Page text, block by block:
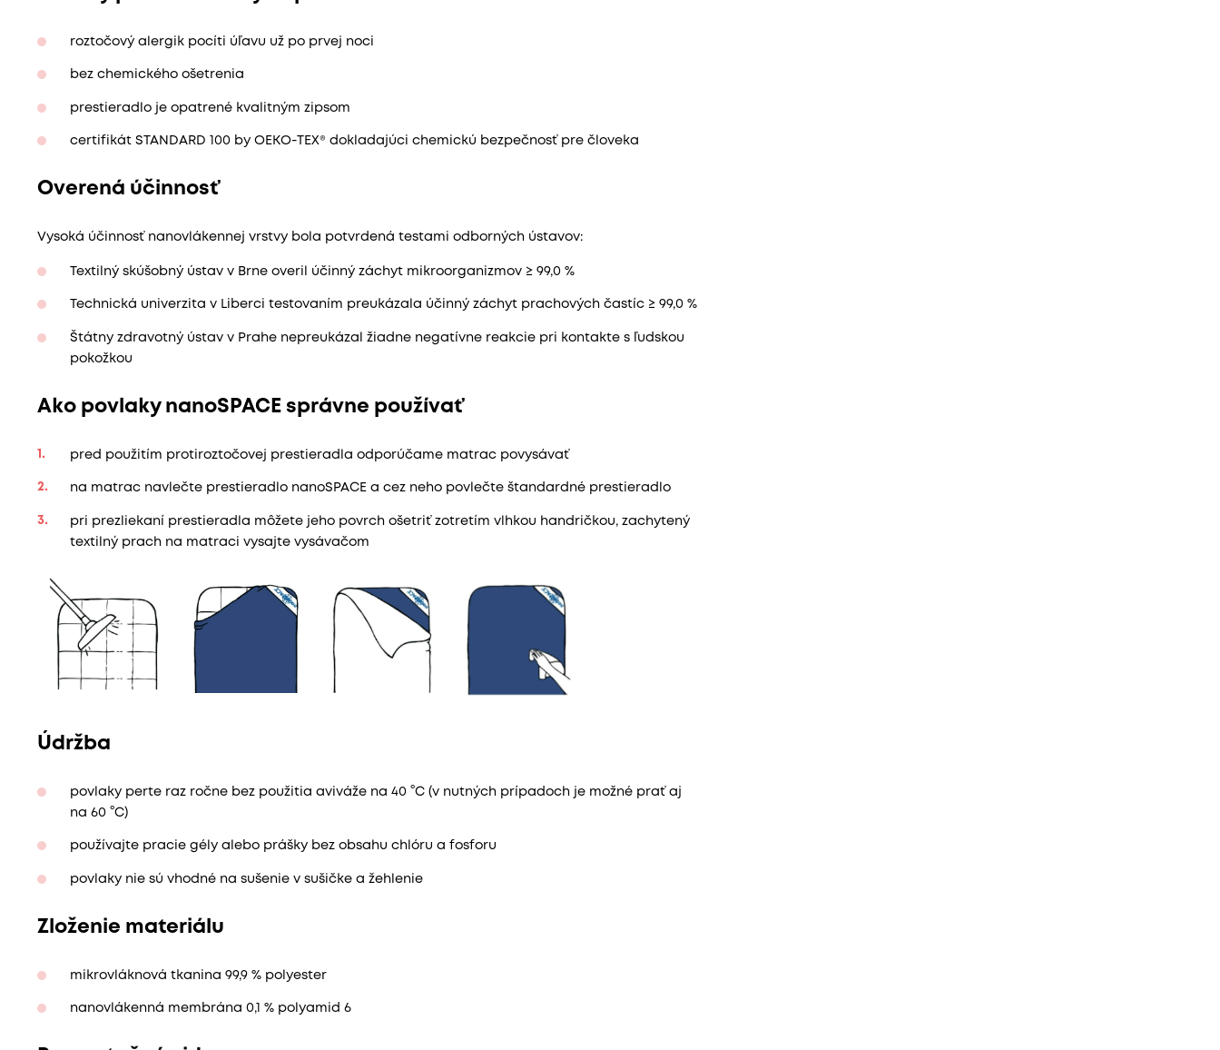
roztočový alergik pocíti úľavu už po prvej noci
bez chemického ošetrenia
prestieradlo je opatrené kvalitným zipsom
certifikát STANDARD 100 by OEKO-TEX® dokladajúci chemickú bezpečnosť pre človeka
Overená účinnosť
Vysoká účinnosť nanovlákennej vrstvy bola potvrdená testami odborných ústavov:
Textilný skúšobný ústav v Brne overil účinný záchyt mikroorganizmov ≥ 99,0 %
Technická univerzita v Liberci testovaním preukázala účinný záchyt prachových častíc ≥ 99,0 %
Štátny zdravotný ústav v Prahe nepreukázal žiadne negatívne reakcie pri kontakte s ľudskou
pokožkou
Ako povlaky nanoSPACE správne používať
pred použitím protiroztočovej prestieradla odporúčame matrac povysávať
na matrac navlečte prestieradlo nanoSPACE a cez neho povlečte štandardné prestieradlo
pri prezliekaní prestieradla môžete jeho povrch ošetriť zotretím vlhkou handričkou, zachytený
textilný prach na matraci vysajte vysávačom
Údržba
povlaky perte raz ročne bez použitia aviváže na 40 °C (v nutných prípadoch je možné prať aj
na 60 °C)
používajte pracie gély alebo prášky bez obsahu chlóru a fosforu
povlaky nie sú vhodné na sušenie v sušičke a žehlenie
Zloženie materiálu
mikrovláknová tkanina 99,9 % polyester
nanovlákenná membrána 0,1 % polyamid 6